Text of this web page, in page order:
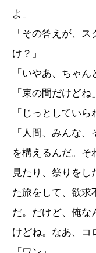
よ」
「その答えが、
け？」
「いやあ、ちゃ
「束の間だけどね」
「じっとしていら
「人間、みんな
を構えるんだ。そ
見たり、祭りをし
た旅をして、欲求
だ。だけど、俺な
けどね。なあ、コ